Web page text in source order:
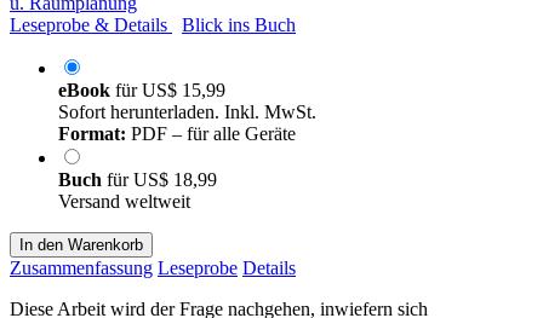
Leseprobe & Details
Blick ins Buch
eBook fürUS$ 15,99
Sofort herunterladen. Inkl. MwSt.
Format: PDF – für alle Geräte
Buch fürUS$ 18,99
Versand weltweit
In den Warenkorb
Zusammenfassung Leseprobe Details
Diese Arbeit wird der Frage nachgehen, inwiefern sich